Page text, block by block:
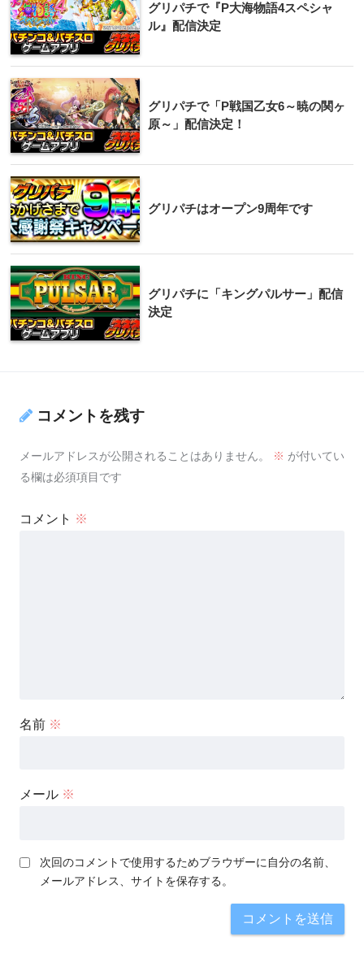
グリパチで『P大海物語4スペシャ
ル』配信決定
グリパチで「P戦国乙女6～暁の関ヶ
原～」配信決定！
グリパチはオープン9周年です
グリパチに「キングパルサー」配信
決定
コメントを残す
メールアドレスが公開されることはありません。 ※ が付いてい
る欄は必須項目です
コメント ※
名前 ※
メール ※
次回のコメントで使用するためブラウザーに自分の名前、
メールアドレス、サイトを保存する。